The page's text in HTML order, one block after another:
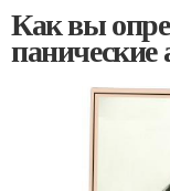
Как вы
панические